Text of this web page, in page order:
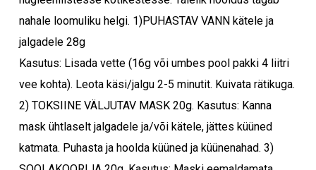
nahale loomuliku helgi. 1)PUHASTAV VANN kätele ja
jalgadele 28g
Kasutus: Lisada vette (16g või umbes pool pakki 4 liitri
vee kohta). Leota käsi/jalgu 2-5 minutit. Kuivata rätikuga.
2) TOKSIINE VÄLJUTAV MASK 20g. Kasutus: Kanna
mask ühtlaselt jalgadele ja/või kätele, jättes küüned
katmata. Puhasta ja hoolda küüned ja küünenahad. 3)